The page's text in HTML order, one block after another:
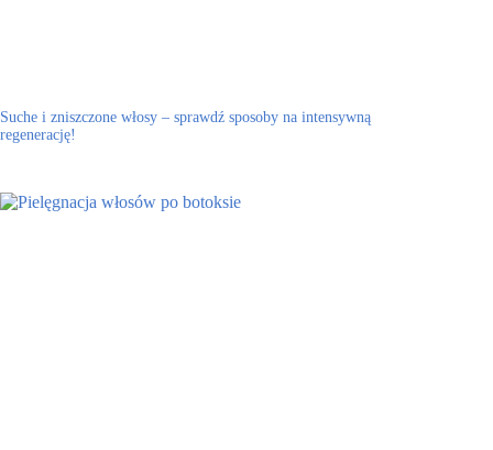
Suche i zniszczone włosy – sprawdź sposoby na intensywną
regenerację!